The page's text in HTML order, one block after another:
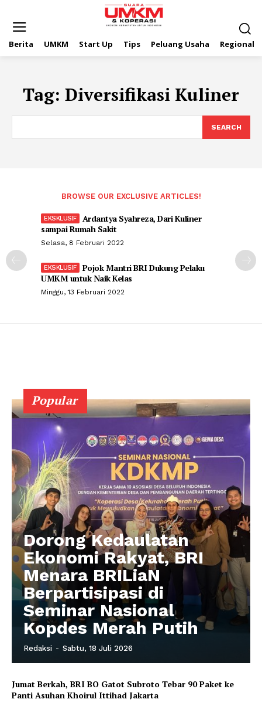
Berita UMKM Start Up Tips Peluang Usaha Regional
Tag: Diversifikasi Kuliner
SEARCH
BROWSE OUR EXCLUSIVE ARTICLES!
Ardantya Syahreza, Dari Kuliner
sampai Rumah Sakit
Selasa, 8 Februari 2022
Pojok Mantri BRI Dukung Pelaku
UMKM untuk Naik Kelas
Minggu, 13 Februari 2022
Popular
Dorong Kedaulatan
Ekonomi Rakyat, BRI
Menara BRILiaN
Berpartisipasi di
Seminar Nasional
Kopdes Merah Putih
Redaksi - Sabtu, 18 Juli 2026
Jumat Berkah, BRI BO Gatot Subroto Tebar 90 Paket ke
Panti Asuhan Khoirul Ittihad Jakarta